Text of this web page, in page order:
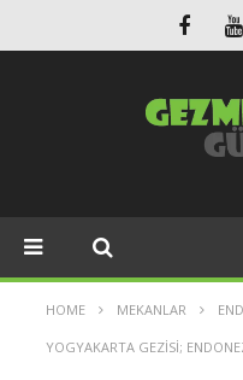
HOME MEKANLAR
YOGYAKARTA GEZISI;